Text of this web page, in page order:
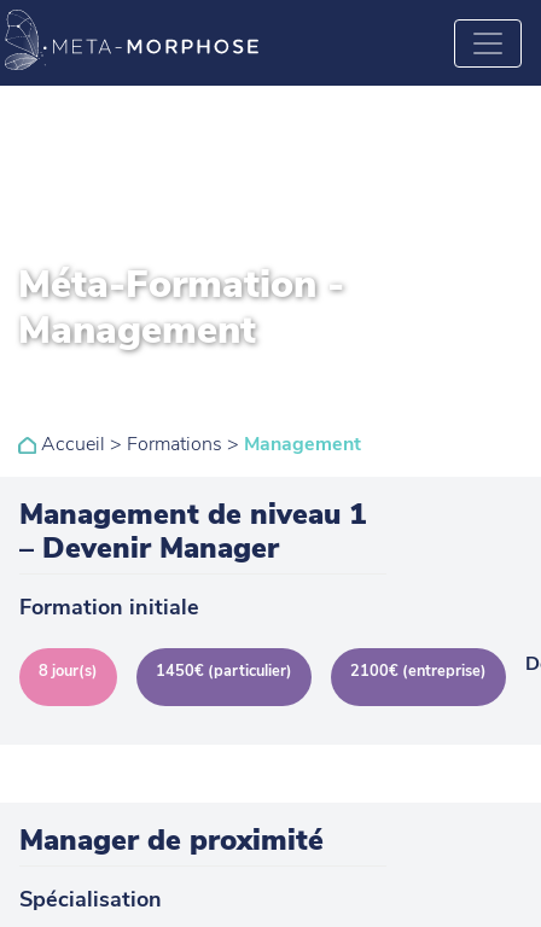
Méta-Formation -
Management
Accueil > Formations > Management
Management de niveau 1
– Devenir Manager
Formation initiale
8 jour(s) 1450€ (particulier) 2100€ (entreprise)
Manager de proximité
Spécialisation